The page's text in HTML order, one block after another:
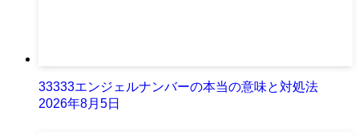
33333エンジェルナンバーの本当の意味と対処法
2026年8月5日